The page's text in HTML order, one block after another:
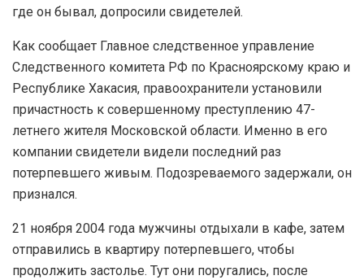
где он бывал, допросили свидетелей.
Как сообщает Главное следственное управление
Следственного комитета РФ по Красноярскому краю и
Республике Хакасия, правоохранители установили
причастность к совершенному преступлению 47-
летнего жителя Московской области. Именно в его
компании свидетели видели последний раз
потерпевшего живым. Подозреваемого задержали, он
признался.
21 ноября 2004 года мужчины отдыхали в кафе, затем
отправились в квартиру потерпевшего, чтобы
продолжить застолье. Тут они поругались, после